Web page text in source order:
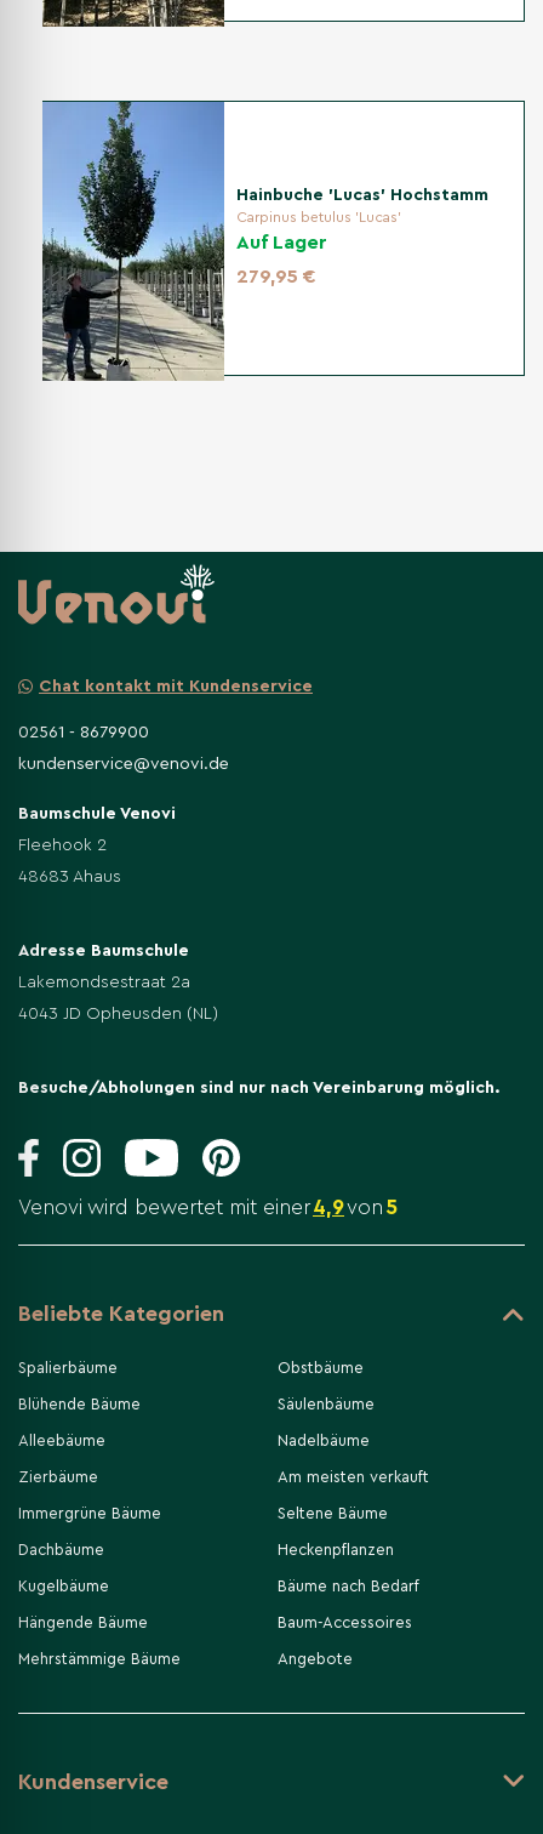
Hainbuche 'Lucas' Hochstamm
Carpinus betulus 'Lucas'
Auf Lager
279,95 €
Chat kontakt mit Kundenservice
02561 - 8679900
kundenservice@venovi.de
Baumschule Venovi
Fleehook 2
48683 Ahaus
Adresse Baumschule
Lakemondsestraat 2a
4043 JD Opheusden (NL)
Besuche/Abholungen sind nur nach Vereinbarung möglich.
Venovi wird bewertet mit einer4,9von 5
Beliebte Kategorien
Spalierbäume
Blühende Bäume
Alleebäume
Zierbäume
Immergrüne Bäume
Dachbäume
Kugelbäume
Hängende Bäume
Mehrstämmige Bäume
Obstbäume
Säulenbäume
Nadelbäume
Am meisten verkauft
Seltene Bäume
Heckenpflanzen
Bäume nach Bedarf
Baum-Accessoires
Angebote
Kundenservice